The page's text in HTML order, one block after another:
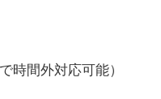
時間外対応可能）